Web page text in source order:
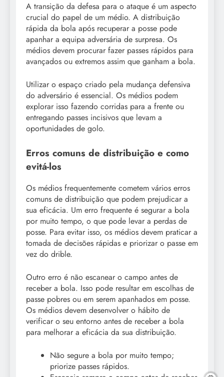
A transição da defesa para o ataque é um aspecto
crucial do papel de um médio. A distribuição
rápida da bola após recuperar a posse pode
apanhar a equipa adversária de surpresa. Os
médios devem procurar fazer passes rápidos para
avançados ou extremos assim que ganham a bola.
Utilizar o espaço criado pela mudança defensiva
do adversário é essencial. Os médios podem
explorar isso fazendo corridas para a frente ou
entregando passes incisivos que levam a
oportunidades de golo.
Erros comuns de distribuição e como
evitá-los
Os médios frequentemente cometem vários erros
comuns de distribuição que podem prejudicar a
sua eficácia. Um erro frequente é segurar a bola
por muito tempo, o que pode levar a perdas de
posse. Para evitar isso, os médios devem praticar a
tomada de decisões rápidas e priorizar o passe em
vez do drible.
Outro erro é não escanear o campo antes de
receber a bola. Isso pode resultar em escolhas de
passe pobres ou em serem apanhados em posse.
Os médios devem desenvolver o hábito de
verificar o seu entorno antes de receber a bola
para melhorar a eficácia da sua distribuição.
Não segure a bola por muito tempo;
priorize passes rápidos.